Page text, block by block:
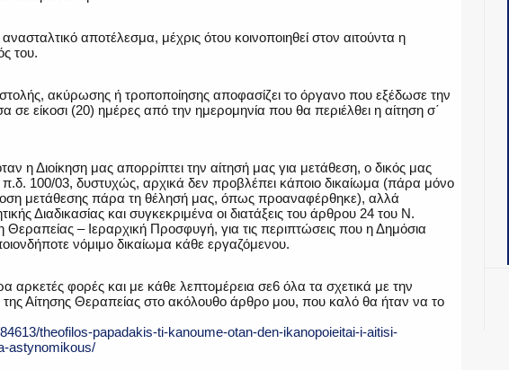
αποτέλεσμα, μέχρις ότου κοινοποιηθεί στον αιτούντα η
του.
ακύρωσης ή τροποποίησης αποφασίζει το όργανο που εξέδωσε την
είκοσι (20) ημέρες από την ημερομηνία που θα περιέλθει η αίτηση σ΄
η Διοίκηση μας απορρίπτει την αίτησή μας για μετάθεση, ο δικός μας
100/03, δυστυχώς, αρχικά δεν προβλέπει κάποιο δικαίωμα (πάρα μόνο
μετάθεσης πάρα τη θέλησή μας, όπως προαναφέρθηκε), αλλά
Διαδικασίας και συγκεκριμένα οι διατάξεις του άρθρου 24 του Ν.
Θεραπείας – Ιεραρχική Προσφυγή, για τις περιπτώσεις που η Δημόσια
νόμιμο δικαίωμα κάθε εργαζόμενου.
αρκετές φορές και με κάθε λεπτομέρεια σε6 όλα τα σχετικά με την
της Αίτησης Θεραπείας στο ακόλουθο άρθρο μου, που καλό θα ήταν να το
theofilos-papadakis-ti-kanoume-otan-den-ikanopoieitai-i-aitisi-
astynomikous/